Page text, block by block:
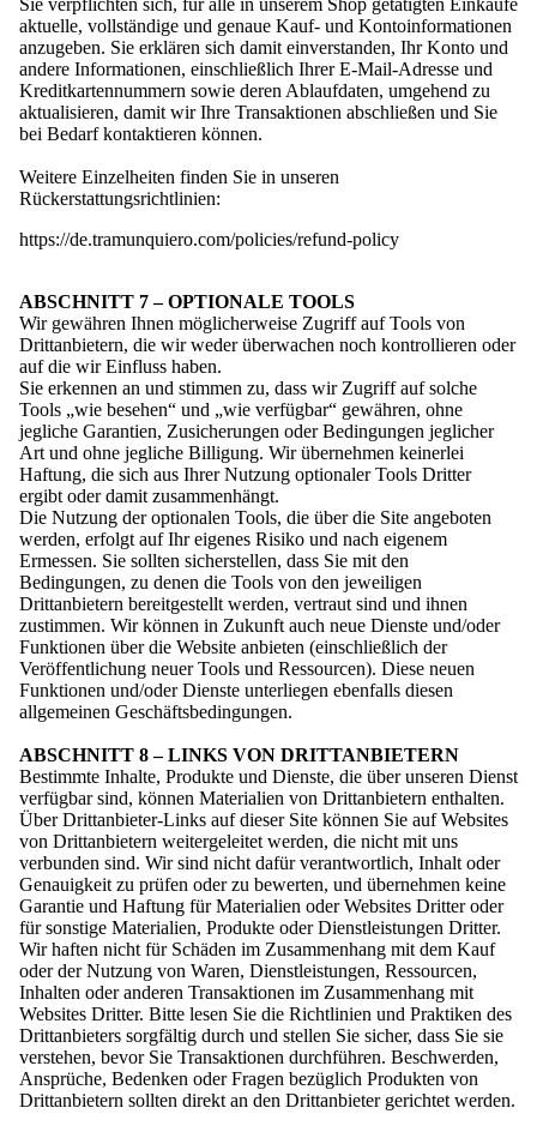
Sie verpflichten sich, für alle in unserem Shop getätigten Einkäufe
aktuelle, vollständige und genaue Kauf- und Kontoinformationen
anzugeben. Sie erklären sich damit einverstanden, Ihr Konto und
andere Informationen, einschließlich Ihrer E-Mail-Adresse und
Kreditkartennummern sowie deren Ablaufdaten, umgehend zu
aktualisieren, damit wir Ihre Transaktionen abschließen und Sie
bei Bedarf kontaktieren können.
Weitere Einzelheiten finden Sie in unseren
Rückerstattungsrichtlinien:
https://de.tramunquiero.com/policies/refund-policy
ABSCHNITT 7 – OPTIONALE TOOLS
Wir gewähren Ihnen möglicherweise Zugriff auf Tools von
Drittanbietern, die wir weder überwachen noch kontrollieren oder
auf die wir Einfluss haben.
Sie erkennen an und stimmen zu, dass wir Zugriff auf solche
Tools „wie besehen“ und „wie verfügbar“ gewähren, ohne
jegliche Garantien, Zusicherungen oder Bedingungen jeglicher
Art und ohne jegliche Billigung. Wir übernehmen keinerlei
Haftung, die sich aus Ihrer Nutzung optionaler Tools Dritter
ergibt oder damit zusammenhängt.
Die Nutzung der optionalen Tools, die über die Site angeboten
werden, erfolgt auf Ihr eigenes Risiko und nach eigenem
Ermessen. Sie sollten sicherstellen, dass Sie mit den
Bedingungen, zu denen die Tools von den jeweiligen
Drittanbietern bereitgestellt werden, vertraut sind und ihnen
zustimmen. Wir können in Zukunft auch neue Dienste und/oder
Funktionen über die Website anbieten (einschließlich der
Veröffentlichung neuer Tools und Ressourcen). Diese neuen
Funktionen und/oder Dienste unterliegen ebenfalls diesen
allgemeinen Geschäftsbedingungen.
ABSCHNITT 8 – LINKS VON DRITTANBIETERN
Bestimmte Inhalte, Produkte und Dienste, die über unseren Dienst
verfügbar sind, können Materialien von Drittanbietern enthalten.
Über Drittanbieter-Links auf dieser Site können Sie auf Websites
von Drittanbietern weitergeleitet werden, die nicht mit uns
verbunden sind. Wir sind nicht dafür verantwortlich, Inhalt oder
Genauigkeit zu prüfen oder zu bewerten, und übernehmen keine
Garantie und Haftung für Materialien oder Websites Dritter oder
für sonstige Materialien, Produkte oder Dienstleistungen Dritter.
Wir haften nicht für Schäden im Zusammenhang mit dem Kauf
oder der Nutzung von Waren, Dienstleistungen, Ressourcen,
Inhalten oder anderen Transaktionen im Zusammenhang mit
Websites Dritter. Bitte lesen Sie die Richtlinien und Praktiken des
Drittanbieters sorgfältig durch und stellen Sie sicher, dass Sie sie
verstehen, bevor Sie Transaktionen durchführen. Beschwerden,
Ansprüche, Bedenken oder Fragen bezüglich Produkten von
Drittanbietern sollten direkt an den Drittanbieter gerichtet werden.